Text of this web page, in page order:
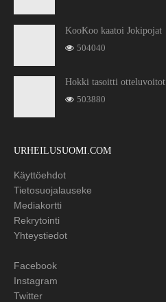
KooKoo kaatoi Jokipojat
504040
Hokki tasoitti otteluvoitot
503880
URHEILUSUOMI.COM
Käyttöehdot
Tietosuojalauseke
Mediakortti
Rekrytointi
Yhteystiedot
Facebook
Instagram
Twitter